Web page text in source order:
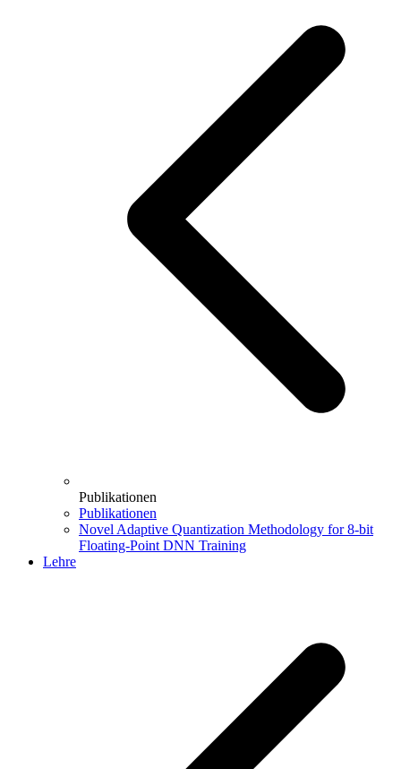
Publikationen
Publikationen
Novel Adaptive Quantization Methodology for 8-bit
Floating-Point DNN Training
Lehre